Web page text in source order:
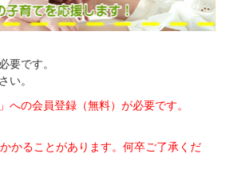
要です。
い。
の会員登録（無料）が必要です。
かることがあります。何卒ご了承くだ